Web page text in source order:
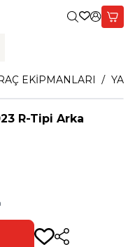
Giriş Yap,
EKİPMANLARI
R-Tipi Arka
Paylaş